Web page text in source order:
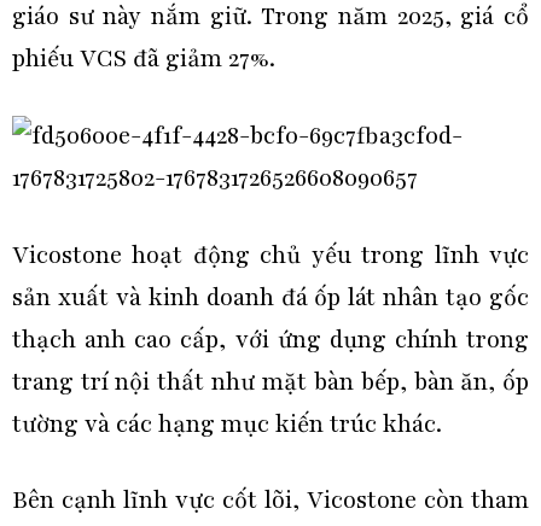
giáo sư này nắm giữ. Trong năm 2025, giá cổ
phiếu VCS đã giảm 27%.
Vicostone hoạt động chủ yếu trong lĩnh vực
sản xuất và kinh doanh đá ốp lát nhân tạo gốc
thạch anh cao cấp, với ứng dụng chính trong
trang trí nội thất như mặt bàn bếp, bàn ăn, ốp
tường và các hạng mục kiến trúc khác.
Bên cạnh lĩnh vực cốt lõi, Vicostone còn tham